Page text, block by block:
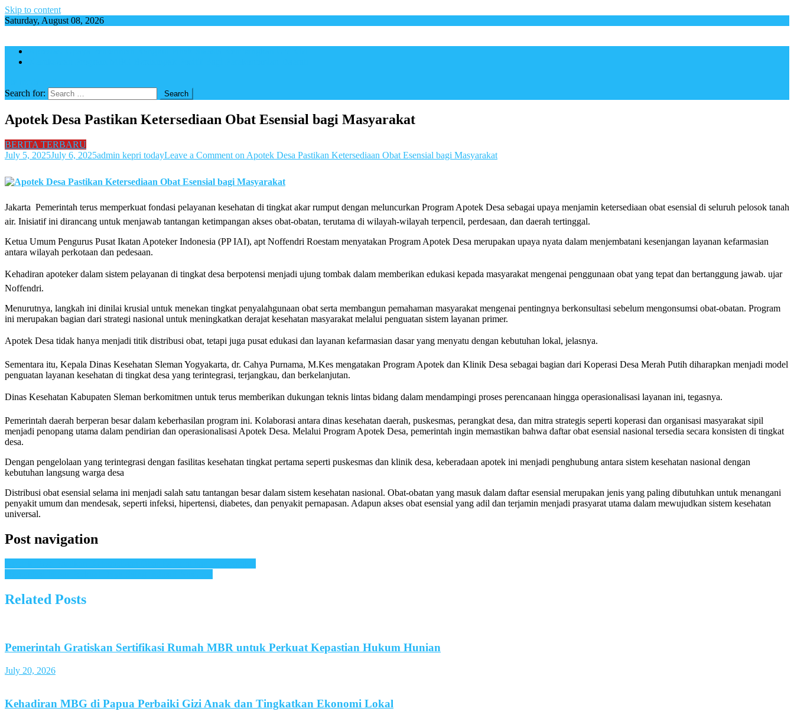
Skip to content
Saturday, August 08, 2026
Search for:
Apotek Desa Pastikan Ketersediaan Obat Esensial bagi Masyarakat
BERITA TERBARU
July 5, 2025July 6, 2025admin kepri todayLeave a Comment on Apotek Desa Pastikan Ketersediaan Obat Esensial bagi Masyarakat
Jakarta  Pemerintah terus memperkuat fondasi pelayanan kesehatan di tingkat akar rumput dengan meluncurkan Program Apotek Desa sebagai upaya menjamin ketersediaan obat esensial di seluruh pelosok tanah
air. Inisiatif ini dirancang untuk menjawab tantangan ketimpangan akses obat-obatan, terutama di wilayah-wilayah terpencil, perdesaan, dan daerah tertinggal.
Ketua Umum Pengurus Pusat Ikatan Apoteker Indonesia (PP IAI), apt Noffendri Roestam menyatakan Program Apotek Desa merupakan upaya nyata dalam menjembatani kesenjangan layanan kefarmasian
antara wilayah perkotaan dan pedesaan.
Kehadiran apoteker dalam sistem pelayanan di tingkat desa berpotensi menjadi ujung tombak dalam memberikan edukasi kepada masyarakat mengenai penggunaan obat yang tepat dan bertanggung jawab. ujar
Noffendri.
Menurutnya, langkah ini dinilai krusial untuk menekan tingkat penyalahgunaan obat serta membangun pemahaman masyarakat mengenai pentingnya berkonsultasi sebelum mengonsumsi obat-obatan. Program
ini merupakan bagian dari strategi nasional untuk meningkatkan derajat kesehatan masyarakat melalui penguatan sistem layanan primer.
Apotek Desa tidak hanya menjadi titik distribusi obat, tetapi juga pusat edukasi dan layanan kefarmasian dasar yang menyatu dengan kebutuhan lokal, jelasnya.
Sementara itu, Kepala Dinas Kesehatan Sleman Yogyakarta, dr. Cahya Purnama, M.Kes mengatakan Program Apotek dan Klinik Desa sebagai bagian dari Koperasi Desa Merah Putih diharapkan menjadi model
penguatan layanan kesehatan di tingkat desa yang terintegrasi, terjangkau, dan berkelanjutan.
Dinas Kesehatan Kabupaten Sleman berkomitmen untuk terus memberikan dukungan teknis lintas bidang dalam mendampingi proses perencanaan hingga operasionalisasi layanan ini, tegasnya.
Pemerintah daerah berperan besar dalam keberhasilan program ini. Kolaborasi antara dinas kesehatan daerah, puskesmas, perangkat desa, dan mitra strategis seperti koperasi dan organisasi masyarakat sipil
menjadi penopang utama dalam pendirian dan operasionalisasi Apotek Desa. Melalui Program Apotek Desa, pemerintah ingin memastikan bahwa daftar obat esensial nasional tersedia secara konsisten di tingkat
desa.
Dengan pengelolaan yang terintegrasi dengan fasilitas kesehatan tingkat pertama seperti puskesmas dan klinik desa, keberadaan apotek ini menjadi penghubung antara sistem kesehatan nasional dengan
kebutuhan langsung warga desa
Distribusi obat esensial selama ini menjadi salah satu tantangan besar dalam sistem kesehatan nasional. Obat-obatan yang masuk dalam daftar esensial merupakan jenis yang paling dibutuhkan untuk menangani
penyakit umum dan mendesak, seperti infeksi, hipertensi, diabetes, dan penyakit pernapasan. Adapun akses obat esensial yang adil dan terjamin menjadi prasyarat utama dalam mewujudkan sistem kesehatan
universal.
Post navigation
Related Posts
Pemerintah Gratiskan Sertifikasi Rumah MBR untuk Perkuat Kepastian Hukum Hunian
July 20, 2026
Kehadiran MBG di Papua Perbaiki Gizi Anak dan Tingkatkan Ekonomi Lokal